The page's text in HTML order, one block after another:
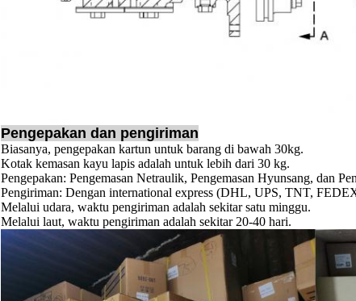
Pengepakan dan pengiriman
Biasanya, pengepakan kartun untuk barang di bawah 30kg.
Kotak kemasan kayu lapis adalah untuk lebih dari 30 kg.
Pengepakan: Pengemasan Netraulik, Pengemasan Hyunsang, dan
Pengiriman: Dengan international express (DHL, UPS, TNT,
Melalui udara, waktu pengiriman adalah sekitar satu minggu.
Melalui laut, waktu pengiriman adalah sekitar 20-40 hari.